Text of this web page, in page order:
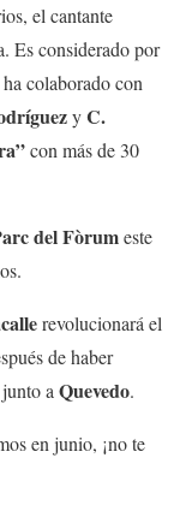
el cantante
Es considerado por
colaborado con
yC.
con más de 30
del Fòrumeste
revolucionará el
de haber
a Quevedo.
en junio, ¡no te